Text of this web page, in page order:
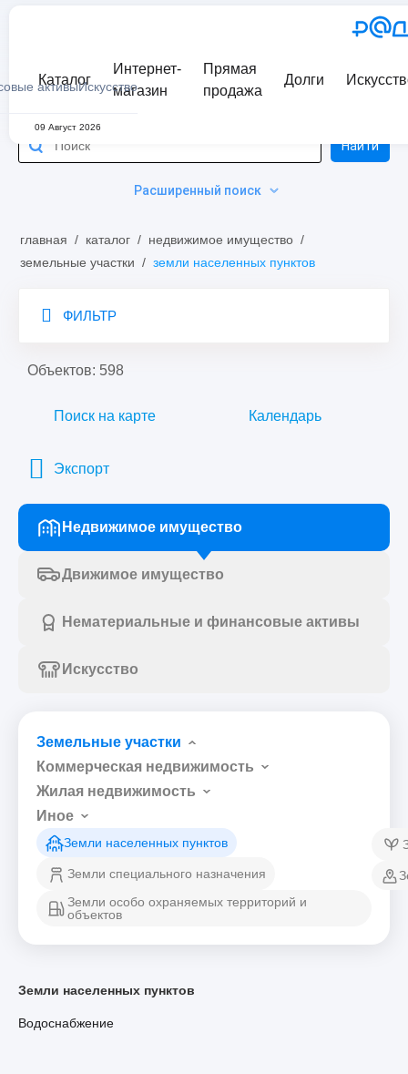
активыИскусство
Каталог
Интернет-
магазин
Прямая
продажа
Долги
09 Август 2026
Расширенный поиск
Найти
главная / каталог / недвижимое имущество /
земельные участки / земли населенных пунктов
ФИЛЬТР
Объектов: 598
Поиск на карте Календарь
Экспорт
Недвижимое имущество
Движимое имущество
Нематериальные и финансовые активы
Искусство
Земельные участки
Коммерческая недвижимость
Жилая недвижимость
Иное
Земли населенных пунктов
Земли специального назначения
Земли особо охраняемых территорий и
объектов
Земли населенных пунктов
Водоснабжение